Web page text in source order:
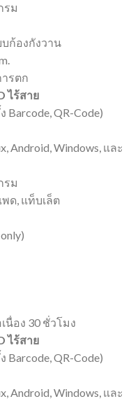
รม
บก้องกังวาน
รตก
ไร้สาย
Barcode, QR-Code)
Android, Windows, และ
รม
ด, แท็บเล็ต
นื่อง 30 ชั่วโมง
ไร้สาย
Barcode, QR-Code)
Android, Windows, และ